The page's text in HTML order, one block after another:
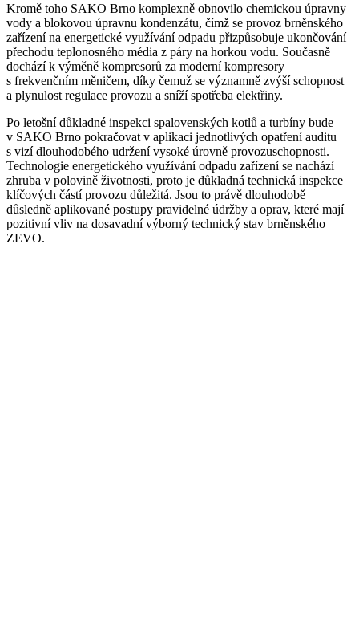
Kromě toho SAKO Brno komplexně obnovilo chemickou úpravny
vody a blokovou úpravnu kondenzátu, čímž se provoz brněnského
zařízení na energetické využívání odpadu přizpůsobuje ukončování
přechodu teplonosného média z páry na horkou vodu. Současně
dochází k výměně kompresorů za moderní kompresory
s frekvenčním měničem, díky čemuž se významně zvýší schopnost
a plynulost regulace provozu a sníží spotřeba elektřiny.
Po letošní důkladné inspekci spalovenských kotlů a turbíny bude
v SAKO Brno pokračovat v aplikaci jednotlivých opatření auditu
s vizí dlouhodobého udržení vysoké úrovně provozuschopnosti.
Technologie energetického využívání odpadu zařízení se nachází
zhruba v polovině životnosti, proto je důkladná technická inspekce
klíčových částí provozu důležitá. Jsou to právě dlouhodobě
důsledně aplikované postupy pravidelné údržby a oprav, které mají
pozitivní vliv na dosavadní výborný technický stav brněnského
ZEVO.